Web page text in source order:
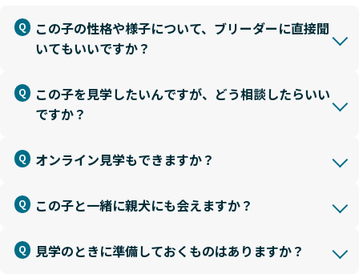
この子の性格や様子について、ブリーダーに直接聞
いてもいいですか？
この子を見学したいんですが、どう相談したらいい
ですか？
オンライン見学もできますか？
この子と一緒に親犬にも会えますか？
見学のときに準備しておくものはありますか？